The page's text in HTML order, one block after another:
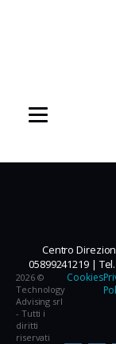
Centro
05899241219 |
2026 ©
Technology
Advising srl
- Tutti i
diritti
riservati
Cookies